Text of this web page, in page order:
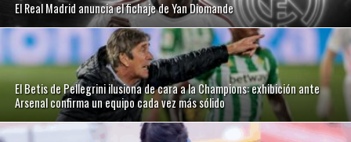
El Real Madrid anuncia el fichaje de Yan Diomande
El Betis de Pellegrini ilusiona de cara a la Champions: exhibición ante
Arsenal confirma un equipo cada vez más sólido